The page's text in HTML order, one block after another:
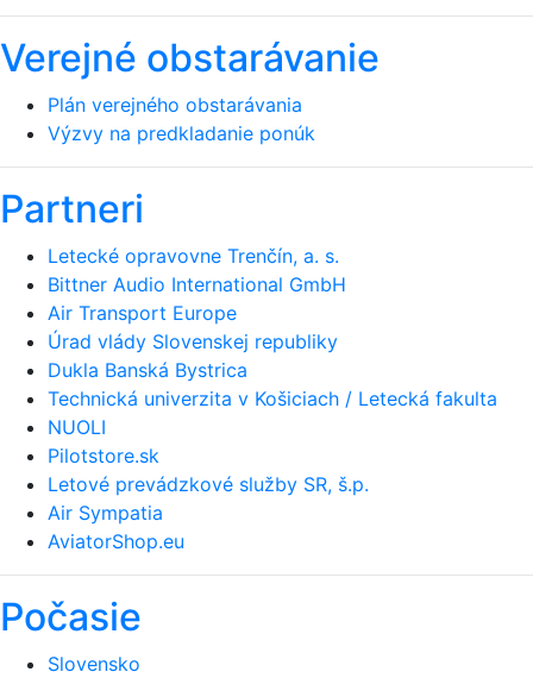
Verejné obstarávanie
Plán verejného obstarávania
Výzvy na predkladanie ponúk
Partneri
Letecké opravovne Trenčín, a. s.
Bittner Audio International GmbH
Air Transport Europe
Úrad vlády Slovenskej republiky
Dukla Banská Bystrica
Technická univerzita v Košiciach / Letecká fakulta
NUOLI
Pilotstore.sk
Letové prevádzkové služby SR, š.p.
Air Sympatia
AviatorShop.eu
Počasie
Slovensko